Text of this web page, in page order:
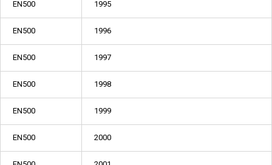
EN500 1995
EN500 1996
EN500 1997
EN500 1998
EN500 1999
EN500 2000